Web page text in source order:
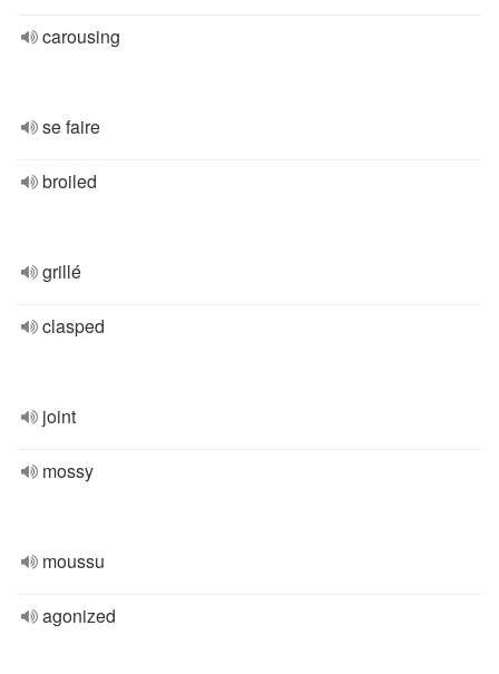
carousing
se faire
broiled
grillé
clasped
joint
mossy
moussu
agonized